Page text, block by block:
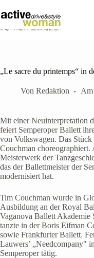
Inhalt
springen
„Le sacre du printemps“ in
Von Redaktion Am
Mit einer Neuinterpretation
feiert Semperoper Ballett
von Volkswagen. Das
Couchman
Meisterwerk der
das der Ballettmeister der
modernisiert hat.
Tim Couchman wurde in
Ausbildung an der Royal
Vaganova Ballett Akademie
tanzte in der Boris Eifman
sowie Frankfurter Ballett.
Lauwers’ „Needcompany"
Semperoper tätig.